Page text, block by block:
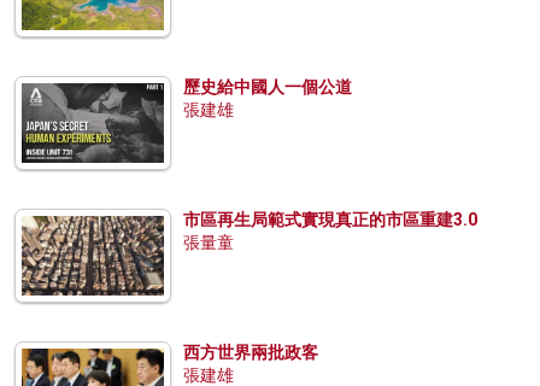
歷史給中國人一個公道
張建雄
市區再生局範式實現真正的市區重建3.0
張量童
西方世界兩批政客
張建雄